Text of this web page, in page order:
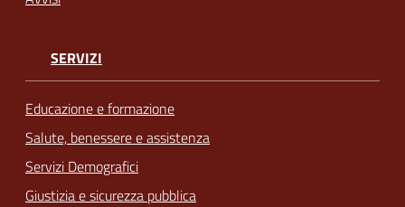
SERVIZI
Educazione e formazione
Salute, benessere e assistenza
Servizi Demografici
Giustizia e sicurezza pubblica